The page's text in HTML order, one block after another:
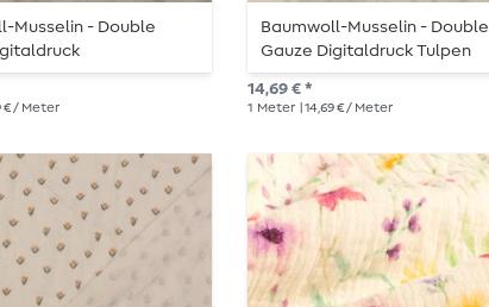
Musselin - Double
Streifen Offweiß
€ / Meter
Baumwoll-Musselin - Double
Gauze Digitaldruck Tulpen
Offweiß Grün
14,69 € *
1 Meter | 14,69 € / Meter